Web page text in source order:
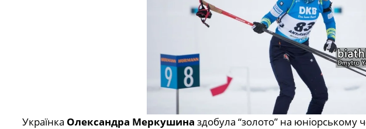
Українка Олександра Меркушина здобула “золото” на юніорському